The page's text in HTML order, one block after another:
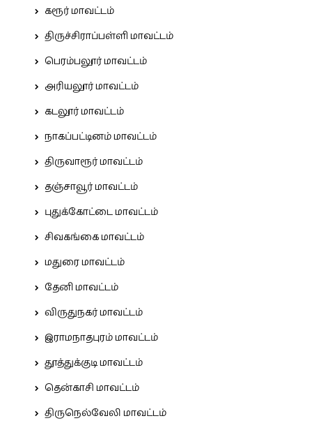
கரூர் மாவட்டம்
திருச்சிராப்பள்ளி மாவட்டம்
பெரம்பலூர் மாவட்டம்
அரியலூர் மாவட்டம்
கடலூர் மாவட்டம்
நாகப்பட்டினம் மாவட்டம்
திருவாரூர் மாவட்டம்
தஞ்சாவூர் மாவட்டம்
புதுக்கோட்டை மாவட்டம்
சிவகங்கை மாவட்டம்
மதுரை மாவட்டம்
தேனி மாவட்டம்
விருதுநகர் மாவட்டம்
இராமநாதபுரம் மாவட்டம்
தூத்துக்குடி மாவட்டம்
தென்காசி மாவட்டம்
திருநெல்வேலி மாவட்டம்